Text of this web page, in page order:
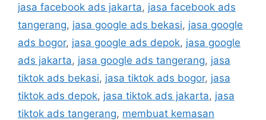
jasa facebook ads jakarta, jasa facebook ads
tangerang, jasa google ads bekasi, jasa google
ads bogor, jasa google ads depok, jasa google
ads jakarta, jasa google ads tangerang, jasa
tiktok ads bekasi, jasa tiktok ads bogor, jasa
tiktok ads depok, jasa tiktok ads jakarta, jasa
tiktok ads tangerang, membuat kemasan